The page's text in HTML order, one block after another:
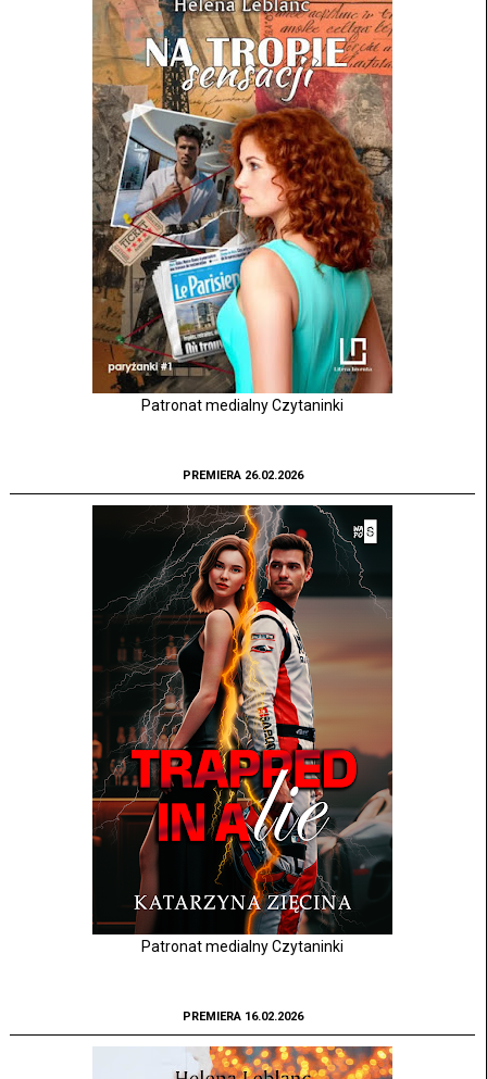
Patronat medialny Czytaninki
PREMIERA 26.02.2026
Patronat medialny Czytaninki
PREMIERA 16.02.2026